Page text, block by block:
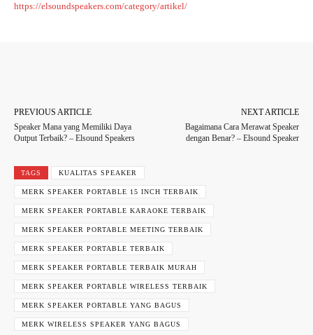
https://elsoundspeakers.com/category/artikel/
PREVIOUS ARTICLE
Speaker Mana yang Memiliki Daya
Output Terbaik? – Elsound Speakers
NEXT ARTICLE
Bagaimana Cara Merawat Speaker
dengan Benar? – Elsound Speaker
TAGS KUALITAS SPEAKER
MERK SPEAKER PORTABLE 15 INCH TERBAIK
MERK SPEAKER PORTABLE KARAOKE TERBAIK
MERK SPEAKER PORTABLE MEETING TERBAIK
MERK SPEAKER PORTABLE TERBAIK
MERK SPEAKER PORTABLE TERBAIK MURAH
MERK SPEAKER PORTABLE WIRELESS TERBAIK
MERK SPEAKER PORTABLE YANG BAGUS
MERK WIRELESS SPEAKER YANG BAGUS